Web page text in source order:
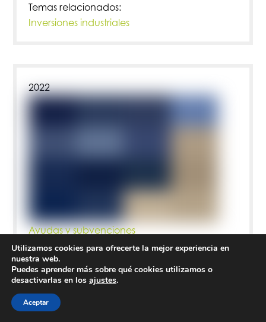
Temas relacionados:
Inversiones industriales
2022
Ayudas y subvenciones
Estado de los fondos de las ayudas a la
energía solar en cada Comunidad
Autónoma
Temas relacionados:
Ayudas energía solar
Utilizamos cookies para ofrecerte la mejor experiencia en
nuestra web.
Puedes aprender más sobre qué cookies utilizamos o
desactivarlas en los ajustes.
Aceptar